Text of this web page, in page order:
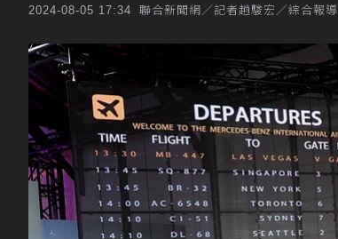
2024-08-05 17:34 聯合新聞網／記者趙駿宏／綜合報導